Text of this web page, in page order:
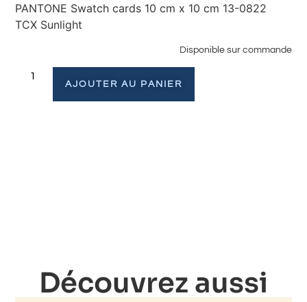
PANTONE Swatch cards 10 cm x 10 cm 13-0822
TCX Sunlight
Disponible sur commande
AJOUTER AU PANIER
Découvrez aussi